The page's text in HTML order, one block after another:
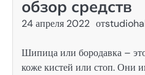
обзор средств
24 апреля 2022 от
Шипица или бородавка –
коже кистей или стоп. Они